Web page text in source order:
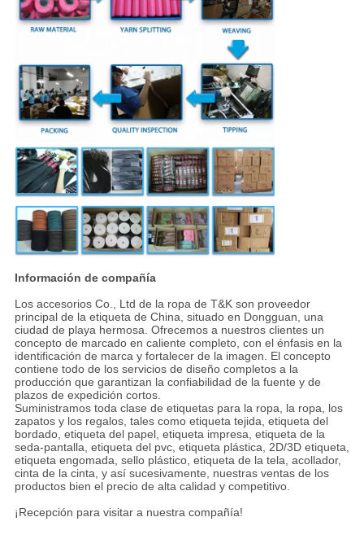
Información de compañía
Los accesorios Co., Ltd de la ropa de T&K son proveedor
principal de la etiqueta de China, situado en Dongguan, una
ciudad de playa hermosa. Ofrecemos a nuestros clientes un
concepto de marcado en caliente completo, con el énfasis en la
identificación de marca y fortalecer de la imagen. El concepto
contiene todo de los servicios de diseño completos a la
producción que garantizan la confiabilidad de la fuente y de
plazos de expedición cortos.
Suministramos toda clase de etiquetas para la ropa, la ropa, los
zapatos y los regalos, tales como etiqueta tejida, etiqueta del
bordado, etiqueta del papel, etiqueta impresa, etiqueta de la
seda-pantalla, etiqueta del pvc, etiqueta plástica, 2D/3D etiqueta,
etiqueta engomada, sello plástico, etiqueta de la tela, acollador,
cinta de la cinta, y así sucesivamente, nuestras ventas de los
productos bien el precio de alta calidad y competitivo.
¡Recepción para visitar a nuestra compañía!